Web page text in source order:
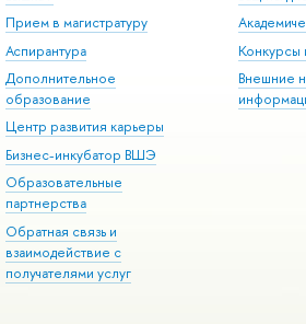
Прием в магистратуру
Аспирантура
Дополнительное
образование
Центр развития карьеры
Бизнес-инкубатор ВШЭ
Образовательные
партнерства
Обратная связь и
заимодействие с
получателями услу
Конкурсы
нешние